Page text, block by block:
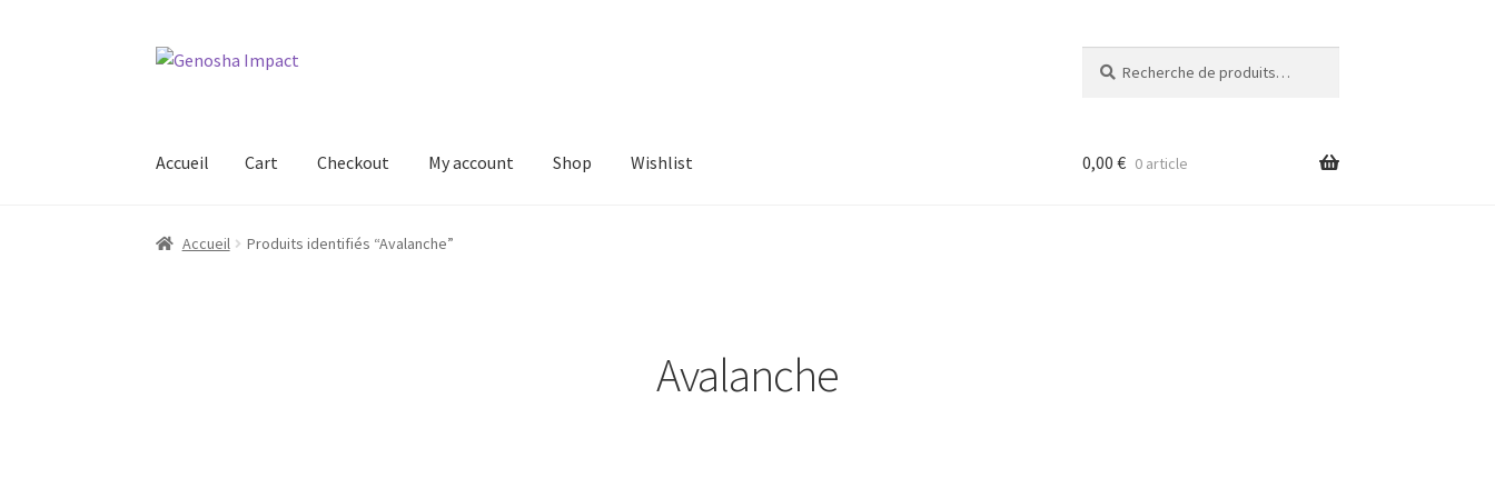
Aller
Aller
pour :
Accueil Cart Checkout My account Shop Wishlist
Accueil Cart Checkout My account Shop
0,00 € 0 article
Accueil Produits identifiés “Avalanche”
Avalanche